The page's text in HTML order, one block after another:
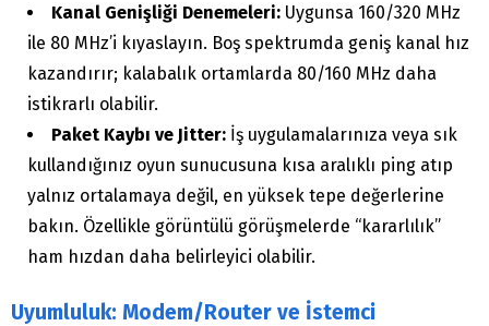
Kanal Genişliği Denemeleri: Uygunsa 160/320 MHz
ile 80 MHz’i kıyaslayın. Boş spektrumda geniş kanal hız
kazandırır; kalabalık ortamlarda 80/160 MHz daha
istikrarlı olabilir.
Paket Kaybı ve Jitter: İş uygulamalarınıza veya sık
kullandığınız oyun sunucusuna kısa aralıklı ping atıp
yalnız ortalamaya değil, en yüksek tepe değerlerine
bakın. Özellikle görüntülü görüşmelerde “kararlılık”
ham hızdan daha belirleyici olabilir.
Uyumluluk: Modem/Router ve İstemci